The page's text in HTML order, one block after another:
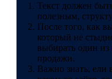
Текст должен
полезным,
После того, как
который не
выбирать один
продажи.
Важно знать, ели